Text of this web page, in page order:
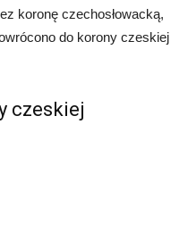
koronę czechosłowacką,
do korony czeskiej
czeskiej